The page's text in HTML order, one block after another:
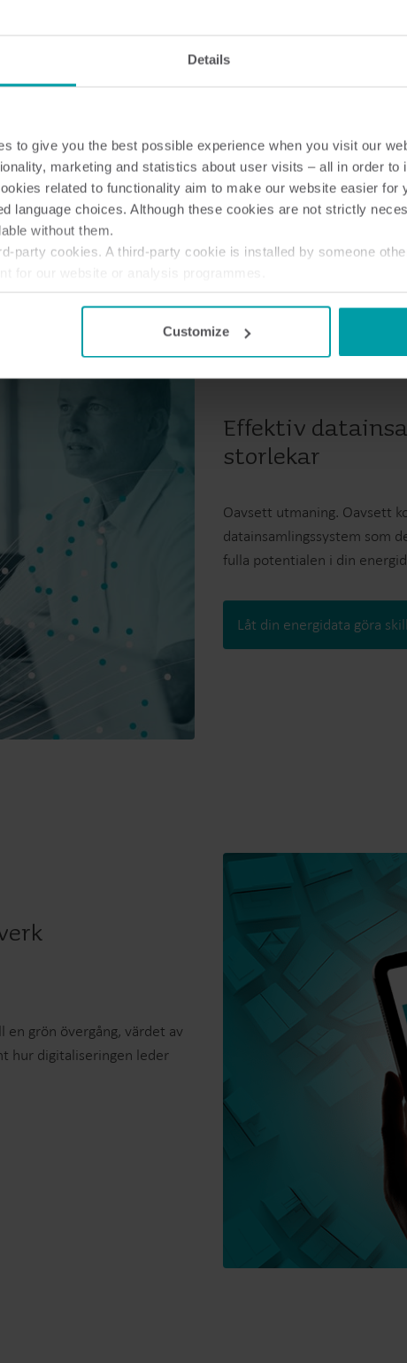
Details
to give you the best possible experience when you visit our
marketing and statistics about user visits – all in order to
related to functionality aim to make our website easier for
language choices. Although these cookies are not strictly
without them.
party cookies. A third-party cookie is installed by someone
for our website or analysis programmes.
or withdraw your consent from the Cookie Declarationhere.
Customize
Upptäck varför vår
Vi levererar
Läs mer här
Effektiv
storlekar
Oavsett utmaning. Oavsett
datainsamlingssystem som
fulla potentialen i din
Låt din energidata göra
grön övergång, värdet av
hur digitaliseringen leder